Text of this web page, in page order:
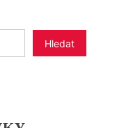
Hledat